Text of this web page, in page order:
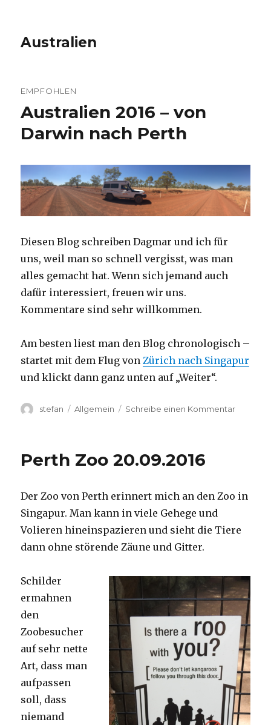
Australien
EMPFOHLEN
Australien 2016 – von
Darwin nach Perth
Diesen Blog schreiben Dagmar und ich für
uns, weil man so schnell vergisst, was man
alles gemacht hat. Wenn sich jemand auch
dafür interessiert, freuen wir uns.
Kommentare sind sehr willkommen.
Am besten liest man den Blog chronologisch –
startet mit dem Flug vonZürich nach Singapur
und klickt dann ganz unten auf „Weiter“.
Autor
stefan Kategorien
Allgemein Schreibe einen Kommentarzu
Perth
Perth Zoo 20.09.2016
Der Zoo von Perth erinnert mich an den Zoo in
Singapur. Man kann in viele Gehege und
Volieren hineinspazieren und sieht die Tiere
dann ohne störende Zäune und Gitter.
Schilder
ermahnen
den
Zoobesucher
auf sehr nette
Art, dass man
aufpassen
soll, dass
niemand